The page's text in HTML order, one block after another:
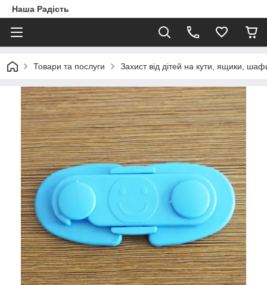
Наша Радість
Товари та послуги Захист від дітей на кути, ящики,